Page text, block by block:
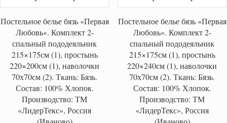
Постельное белье бязь «Первая
Любовь». Комплект 2-
спальный пододеяльник
215×175см (1), простынь
220×200см (1), наволочки
70х70см (2). Ткань: Бязь.
Состав: 100% Хлопок.
Производство: ТМ
«ЛидерТекс», Россия
Постельное белье бязь «Первая
Любовь». Комплект 2-
спальный пододеяльник
215×175см (1), простынь
220×240см (1), наволочки
70х70см (2). Ткань: Бязь.
Состав: 100% Хлопок.
Производство: ТМ
«ЛидерТекс», Россия